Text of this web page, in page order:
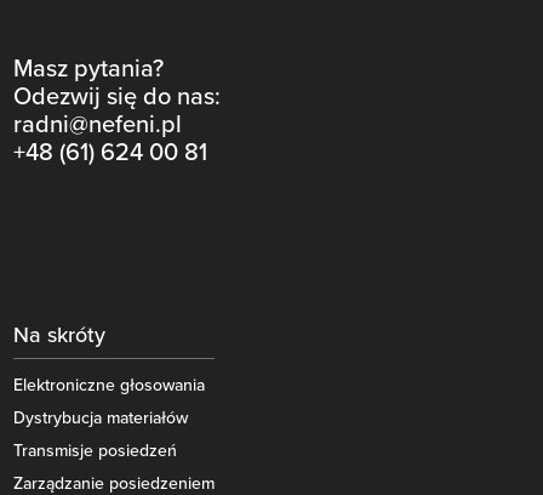
Masz pytania?
Odezwij się do nas:
radni@nefeni.pl
+48 (61) 624 00 81
Na skróty
Elektroniczne głosowania
Dystrybucja materiałów
Transmisje posiedzeń
Zarządzanie posiedzeniem